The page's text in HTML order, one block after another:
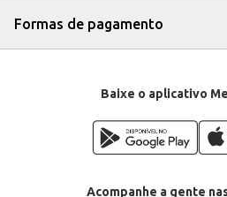
Formas de pagamento
Baixe o aplicativo
Acompanhe a gente